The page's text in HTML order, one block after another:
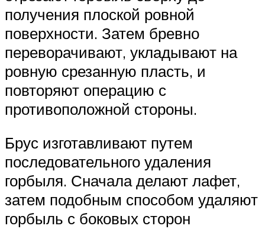
получения плоской ровной
поверхности. Затем бревно
переворачивают, укладывают на
ровную срезанную пласть, и
повторяют операцию с
противоположной стороны.
Брус изготавливают путем
последовательного удаления
горбыля. Сначала делают лафет,
затем подобным способом удаляют
горбыль с боковых сторон